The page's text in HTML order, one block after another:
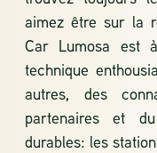
aimez être sur la
Car Lumosa est
technique
autres, des
partenaires et
durables: les